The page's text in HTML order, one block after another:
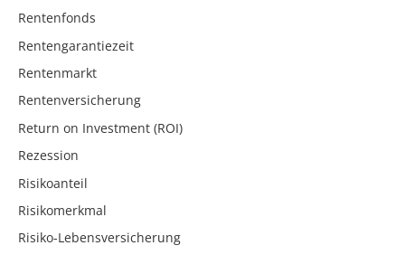
Rentenfonds
Rentengarantiezeit
Rentenmarkt
Rentenversicherung
Return on Investment (ROI)
Rezession
Risikoanteil
Risikomerkmal
Risiko-Lebensversicherung